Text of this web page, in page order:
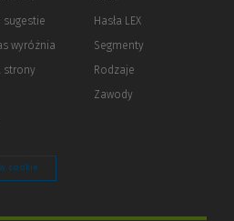
innej
sugestie
wyróżnia
strony
Hasła LEX
Segmenty
Rodzaje
Zawody
cookie